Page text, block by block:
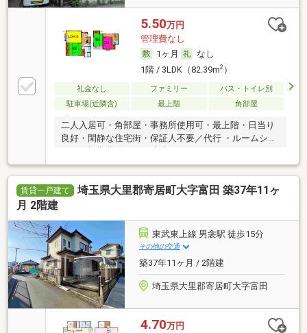
5.50万円
管理費なし
1ヶ月
なし
1階 / 3LDK（82.39m2）
礼金なし ファミリー
バス・トイレ別
駐車場(近隣含)
最上階 角部屋
二人入居可・角部屋・事務所使用可・最上階・日当り
良好・閑静な住宅街・保証人不要／代行 ・ルームシェ
賃貸一戸建て
埼玉県大里郡寄居町大字富田 築37年11ヶ
月 2階建
東武東上線 男衾駅 徒歩15分
その他の交通
築37年11ヶ月 / 2階建
埼玉県大里郡寄居町大字富田
4.70万円